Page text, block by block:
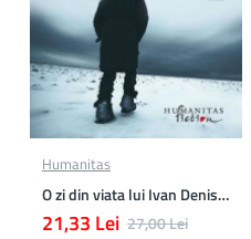
Humanitas
O zi din viata lui Ivan Denisovici
21,33 Lei 27,00 Lei